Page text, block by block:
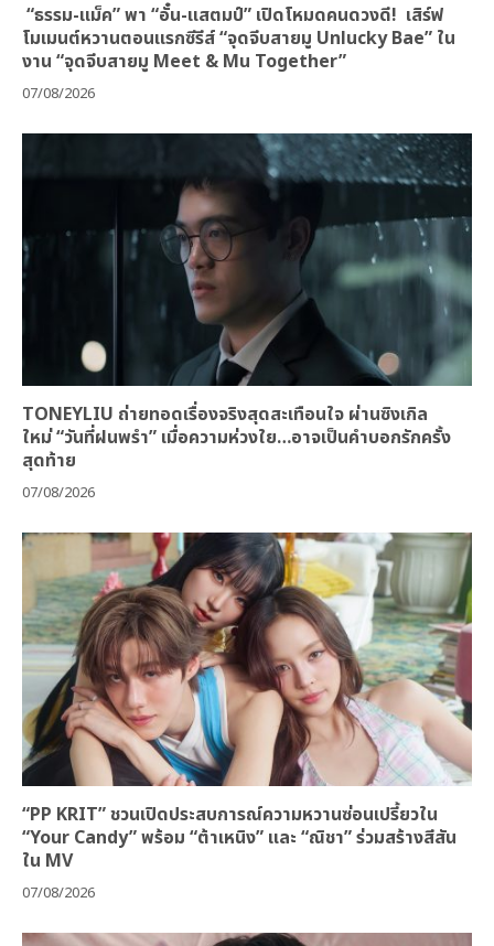
“ธรรม-แม็ค” พา “อั๋น-แสตมป์” เปิดโหมดคนดวงดี! เสิร์ฟ
โมเมนต์หวานตอนแรกซีรีส์ “จุดจีบสายมู Unlucky Bae” ใน
งาน “จุดจีบสายมู Meet & Mu Together”
07/08/2026
TONEYLIU ถ่ายทอดเรื่องจริงสุดสะเทือนใจ ผ่านซิงเกิล
ใหม่ “วันที่ฝนพรำ” เมื่อความห่วงใย…อาจเป็นคำบอกรักครั้ง
สุดท้าย
07/08/2026
“PP KRIT” ชวนเปิดประสบการณ์ความหวานซ่อนเปรี้ยวใน
“Your Candy” พร้อม “ต้าเหนิง” และ “ณิชา” ร่วมสร้างสีสัน
ใน MV
07/08/2026